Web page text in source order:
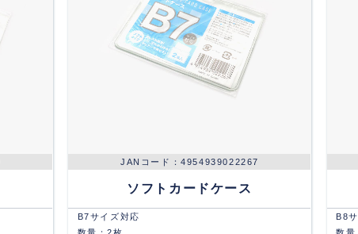
4954939022267
ソフトカードケース
B7サイズ対応
B8